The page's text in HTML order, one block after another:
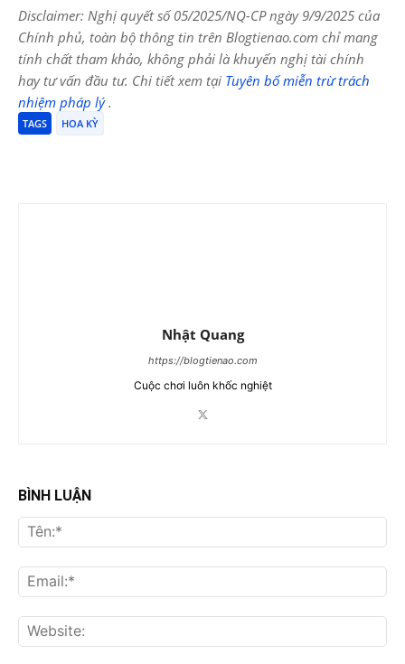
Disclaimer: Nghị quyết số 05/2025/NQ-CP ngày 9/9/2025 của
Chính phủ, toàn bộ thông tin trên Blogtienao.com chỉ mang
tính chất tham khảo, không phải là khuyến nghị tài chính
hay tư vấn đầu tư. Chi tiết xem tại Tuyên bố miễn trừ trách
nhiệm pháp lý.
TAGS HOA KỲ
Nhật Quang
https://blogtienao.com
Cuộc chơi luôn khốc nghiệt
BÌNH LUẬN